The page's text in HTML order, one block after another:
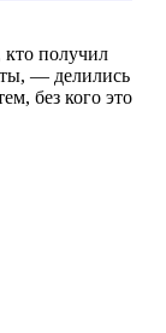
получил
— делились
без кого это